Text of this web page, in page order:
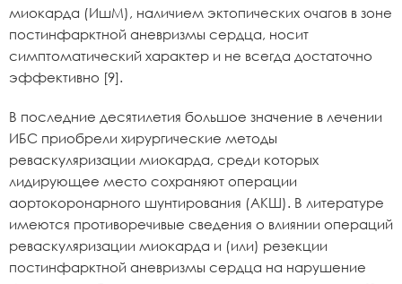
миокарда (ИшМ), наличием эктопических очагов в зоне
постинфарктной аневризмы сердца, носит
симптоматический характер и не всегда достаточно
эффективно [9].
В последние десятилетия большое значение в лечении
ИБС приобрели хирургические методы
реваскуляризации миокарда, среди которых
лидирующее место сохраняют операции
аортокоронарного шунтирования (АКШ). В литературе
имеются противоречивые сведения о влиянии операций
реваскуляризации миокарда и (или) резекции
постинфарктной аневризмы сердца на нарушение